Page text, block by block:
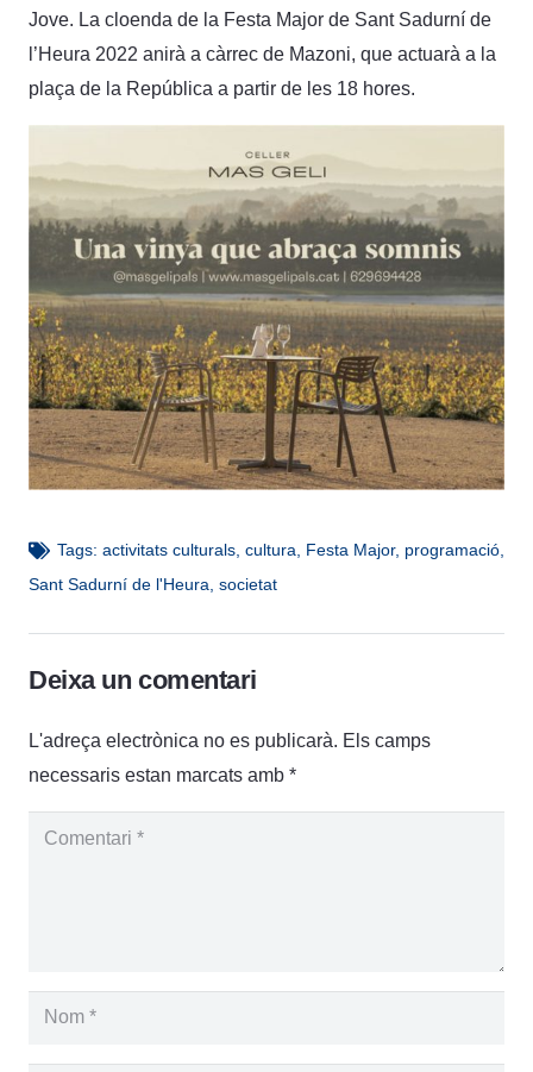
Jove. La cloenda de la Festa Major de Sant Sadurní de
l’Heura 2022 anirà a càrrec de Mazoni, que actuarà a la
plaça de la República a partir de les 18 hores.
Tags: activitats culturals, cultura, Festa Major, programació,
Sant Sadurní de l'Heura, societat
Deixa un comentari
L'adreça electrònica no es publicarà. Els camps
necessaris estan marcats amb *